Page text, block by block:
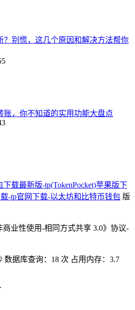
？别慌，这几个原因和解决方法帮你
账，你不知道的实用功能大盘点
下载最新版-tp(TokenPocket)苹果版下
-tp官网下载-以太坊和比特币钱包 版
业性使用-相同方式共享 3.0》协议-
数据库查询：18 次 占用内存：3.7
.